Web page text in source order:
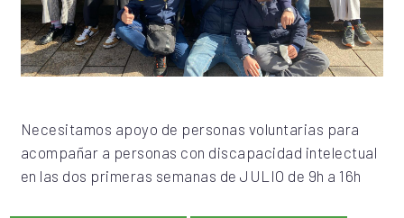
Necesitamos apoyo de personas voluntarias para
acompañar a personas con discapacidad intelectual
en las dos primeras semanas de JULIO de 9h a 16h